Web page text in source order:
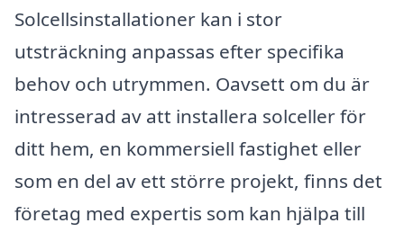
Solcellsinstallationer kan i stor
utsträckning anpassas efter specifika
behov och utrymmen. Oavsett om du är
intresserad av att installera solceller för
ditt hem, en kommersiell fastighet eller
som en del av ett större projekt, finns det
företag med expertis som kan hjälpa till